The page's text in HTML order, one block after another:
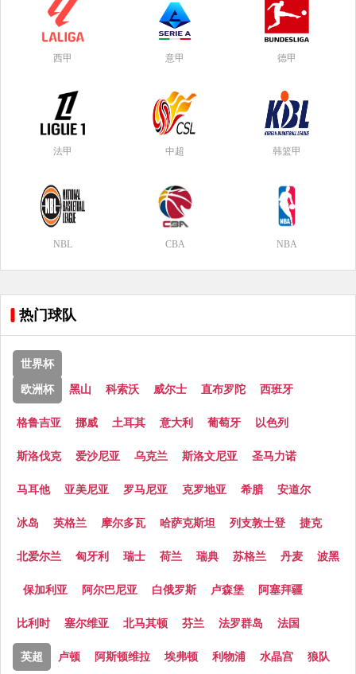
西甲 意甲 德甲
法甲 中超 韩篮甲
NBL CBA NBA
热门球队
世界杯
欧洲杯 黑山 科索沃 威尔士 直布罗陀 西班牙
格鲁吉亚 挪威 土耳其 意大利 葡萄牙 以色列
斯洛伐克 爱沙尼亚 乌克兰 斯洛文尼亚 圣马力诺
马耳他 亚美尼亚 罗马尼亚 克罗地亚 希腊 安道尔
冰岛 英格兰 摩尔多瓦 哈萨克斯坦 列支敦士登 捷克
北爱尔兰 匈牙利 瑞士 荷兰 瑞典 苏格兰 丹麦 波黑
保加利亚 阿尔巴尼亚 白俄罗斯 卢森堡 阿塞拜疆
比利时 塞尔维亚 北马其顿 芬兰 法罗群岛 法国
英超 卢顿 阿斯顿维拉 埃弗顿 利物浦 水晶宫 狼队